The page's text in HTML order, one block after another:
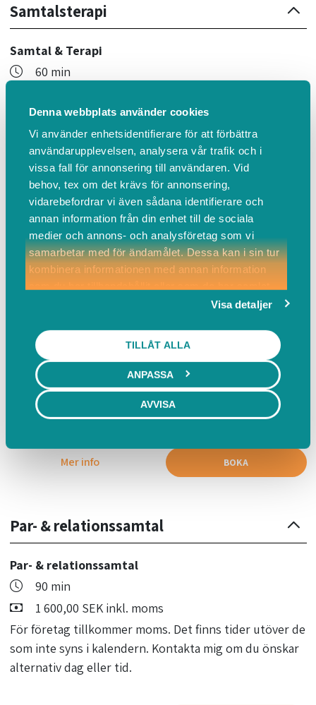
Denna webbplats använder cookies
Vi använder enhetsidentifierare för att förbättra
användarupplevelsen, analysera vår trafik och i
vissa fall för annonsering till användaren. Vid
behov, tex om det krävs för annonsering,
vidarebefordrar vi även sådana identifierare och
annan information från din enhet till de sociala
medier och annons- och analysföretag som vi
samarbetar med för ändamålet. Dessa kan i sin tur
kombinera informationen med annan information
Visa detaljer
TILLÅT ALLA
ANPASSA
AVVISA
Samtalsterapi
Samtal & Terapi
60 min
För företag tillkommer moms. Det finns tider utöver de
som inte syns i kalendern. Kontakta mig om du önskar
alternativ dag eller tid
BOKA
Mer info
Samtalsterapi Online
60 min
900,00 SEK inkl. moms
För företag tillkommer moms. Det finns tider utöver de
som inte syns i kalendern. Kontakta mig om du önskar
alternativ dag eller tid.
BOKA
Mer info
Par- & relationssamtal
Par- & relationssamtal
90 min
1 600,00 SEK inkl. moms
För företag tillkommer moms. Det finns tider utöver de
som inte syns i kalendern. Kontakta mig om du önskar
alternativ dag eller tid.